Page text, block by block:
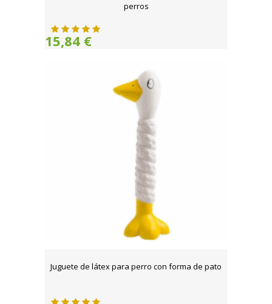
perros
15,84 €
Juguete de látex para perro con forma de pato